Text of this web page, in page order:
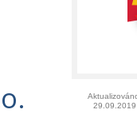
29.09.2019